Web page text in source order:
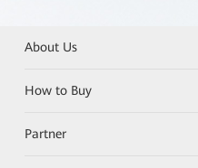
About Us
How to Buy
Partner